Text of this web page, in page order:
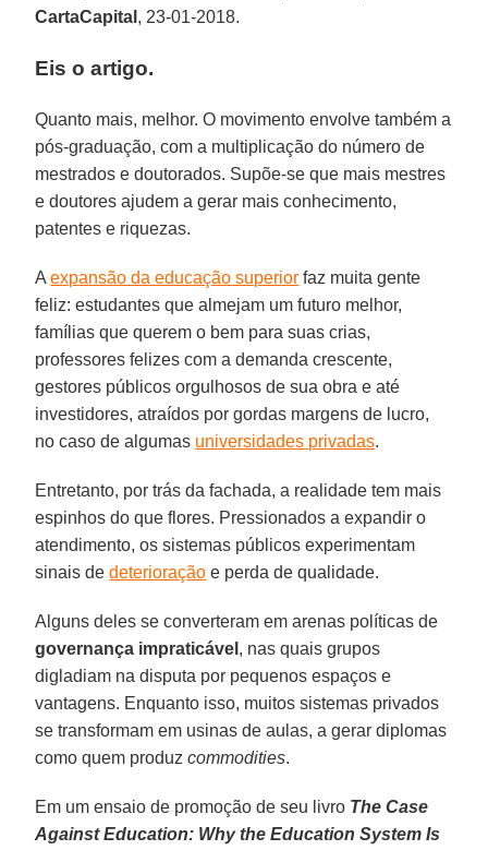
CartaCapital , 23-01-2018.
Eis o artigo.
Quanto mais, melhor. O movimento envolve também a
pós-graduação, com a multiplicação do número de
mestrados e doutorados. Supõe-se que mais mestres
e doutores ajudem a gerar mais conhecimento,
patentes e riquezas.
Aexpansão da educação superior faz muita gente
feliz: estudantes que almejam um futuro melhor,
famílias que querem o bem para suas crias,
professores felizes com a demanda crescente,
gestores públicos orgulhosos de sua obra e até
investidores, atraídos por gordas margens de lucro,
no caso de algumas universidades privadas.
Entretanto, por trás da fachada, a realidade tem mais
espinhos do que flores. Pressionados a expandir o
atendimento, os sistemas públicos experimentam
sinais dedeterioração e perda de qualidade.
Alguns deles se converteram em arenas políticas de
governança impraticável , nas quais grupos
digladiam na disputa por pequenos espaços e
vantagens. Enquanto isso, muitos sistemas privados
se transformam em usinas de aulas, a gerar diplomas
como quem produzcommodities.
Em um ensaio de promoção de seu livro The Case
Against Education: Why the Education System Is